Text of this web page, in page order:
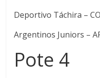
Deportivo Táchira –
Argentinos Juniors –
Pote 4